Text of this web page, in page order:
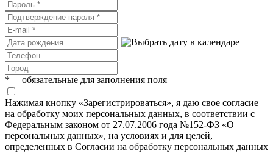
*— обязательные для заполнения поля
Нажимая кнопку «Зарегистрироваться», я даю свое согласие
на обработку моих персональных данных, в соответствии с
Федеральным законом от 27.07.2006 года №152-ФЗ «О
персональных данных», на условиях и для целей,
определенных в Согласии на обработку персональных данных